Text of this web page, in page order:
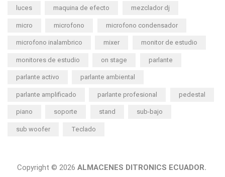
luces maquina de efecto mezclador dj
micro microfono microfono condensador
microfono inalambrico mixer monitor de estudio
monitores de estudio on stage parlante
parlante activo parlante ambiental
parlante amplificado parlante profesional pedestal
piano soporte stand sub-bajo
sub woofer Teclado
Copyright © 2026 ALMACENES DITRONICS ECUADOR.